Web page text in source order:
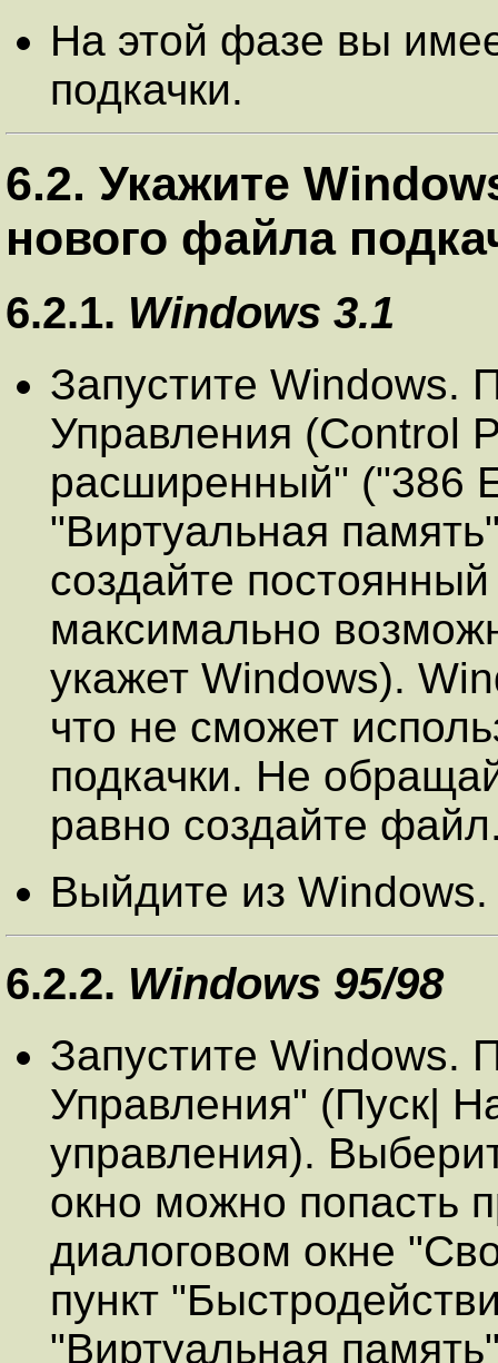
На этой фазе вы
подкачки.
6.2. Укажите
нового файла
6.2.1. Windows 3.1
Запустите Windows.
Управления (Control
расширенный" ("386
"Виртуальная
создайте
максимально
укажет Windows).
что не сможет
подкачки. Не
равно создайте
Выйдите из Windows.
6.2.2. Windows 95/98
Запустите Windows.
Управления" (Пуск|
управления).
окно можно попасть
диалоговом окне
пункт
"Виртуальная